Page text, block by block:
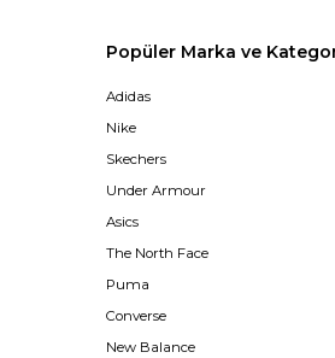
Popüler Marka ve
Adidas
Nike
Skechers
Under Armour
Asics
The North Face
Puma
Converse
New Balance